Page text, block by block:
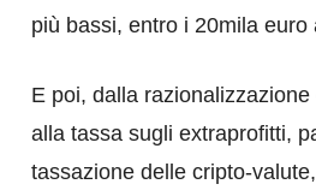
più bassi, entro i 20mila euro
E poi, dalla
alla tassa sugli extraprofitti,
tassazione delle cripto-